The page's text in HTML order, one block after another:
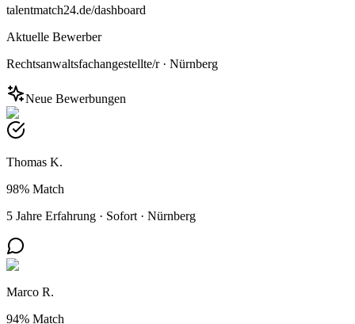
talentmatch24.de/dashboard
Aktuelle Bewerber
Rechtsanwaltsfachangestellte/r· Nürnberg
Neue Bewerbungen
Thomas K.
98% Match
5 Jahre Erfahrung · Sofort · Nürnberg
Marco R.
94% Match